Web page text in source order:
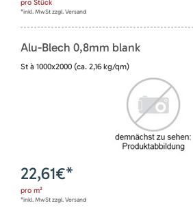
pro Stück
*inkl. MwSt zzgl. Versand
Alu-Blech 0,8mm blank
St à 1000x2000 (ca. 2,16 kg/qm)
22,61€*
pro m²
*inkl. MwSt zzgl. Versand